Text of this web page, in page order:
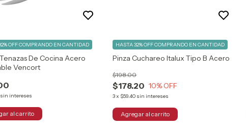
De Cocina Acero
Vencort
sin intereses
OFFCOMPRANDO EN CANTIDAD
Pinza Cuchareo Italux Tipo B Acero
$178.20
$198.00
10% OFF
3x $59.40 sin intereses
HASTA 32% OFFCOMPRANDO EN CANTIDAD